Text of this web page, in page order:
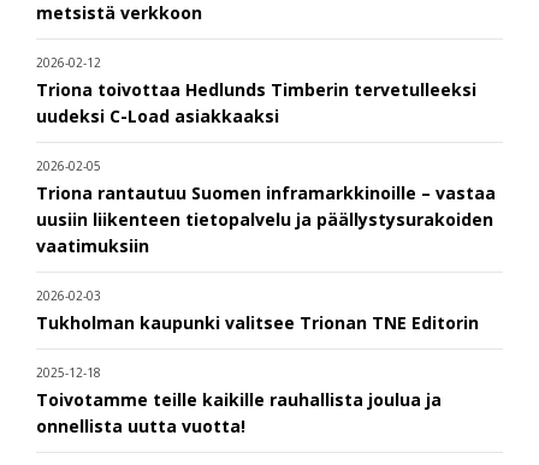
metsistä verkkoon
2026-02-12
Triona toivottaa Hedlunds Timberin tervetulleeksi
uudeksi C-Load asiakkaaksi
2026-02-05
Triona rantautuu Suomen inframarkkinoille – vastaa
uusiin liikenteen tietopalvelu ja päällystysurakoiden
vaatimuksiin
2026-02-03
Tukholman kaupunki valitsee Trionan TNE Editorin
2025-12-18
Toivotamme teille kaikille rauhallista joulua ja
onnellista uutta vuotta!